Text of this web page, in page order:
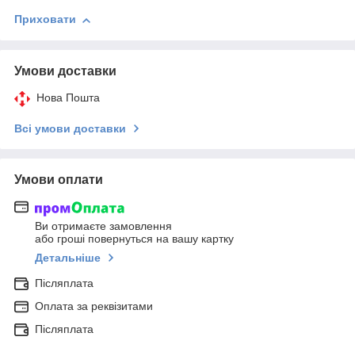
Приховати
Умови доставки
Нова Пошта
Всі умови доставки
Умови оплати
Ви отримаєте замовлення
або гроші повернуться на вашу картку
Детальніше
Післяплата
Оплата за реквізитами
Післяплата